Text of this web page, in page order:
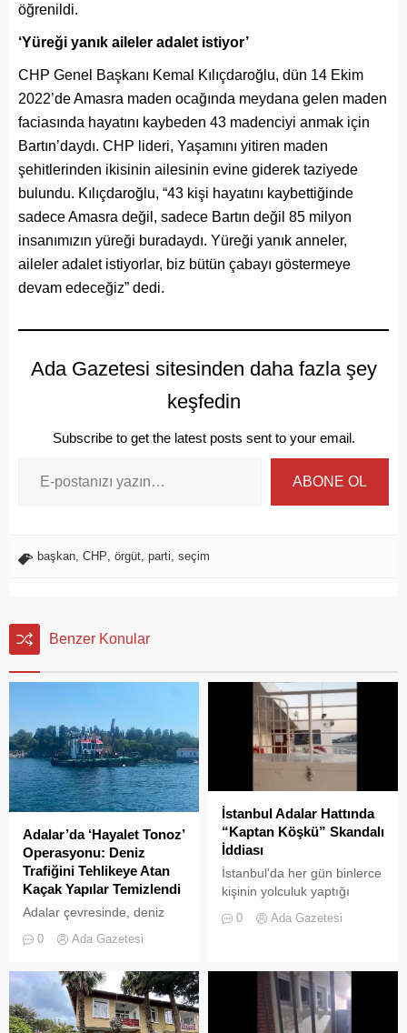
öğrenildi.
‘Yüreği yanık aileler adalet istiyor’
CHP Genel Başkanı Kemal Kılıçdaroğlu, dün 14 Ekim
2022’de Amasra maden ocağında meydana gelen maden
faciasında hayatını kaybeden 43 madenciyi anmak için
Bartın’daydı. CHP lideri, Yaşamını yitiren maden
şehitlerinden ikisinin ailesinin evine giderek taziyede
bulundu. Kılıçdaroğlu, “43 kişi hayatını kaybettiğinde
sadece Amasra değil, sadece Bartın değil 85 milyon
insanımızın yüreği buradaydı. Yüreği yanık anneler,
aileler adalet istiyorlar, biz bütün çabayı göstermeye
devam edeceğiz” dedi.
Ada Gazetesi sitesinden daha fazla şey
keşfedin
Subscribe to get the latest posts sent to your email.
ABONE OL
başkan CHP örgüt parti seçim
Benzer Konular
Adalar’da ‘Hayalet Tonoz’
Operasyonu: Deniz
Trafiğini Tehlikeye Atan
Kaçak Yapılar Temizlendi
Adalar çevresinde, deniz
çevre kirliliğine neden olan
geniş çaplı bir temizlik ve
denetim operasyonu
gerçekleştirildi.
0 Ada Gazetesi
İstanbul Adalar Hattında
“Kaptan Köşkü” Skandalı
İddiası
İstanbul'da her gün binlerce
kişinin yolculuk yaptığı
görüntüler "bu kadarına da
0 Ada Gazetesi